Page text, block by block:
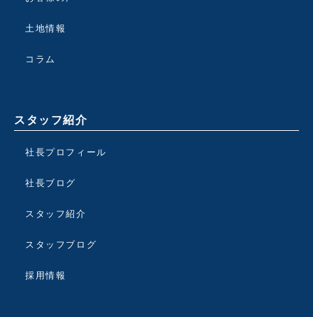
土地情報
コラム
スタッフ紹介
社長プロフィール
社長ブログ
スタッフ紹介
スタッフブログ
採用情報